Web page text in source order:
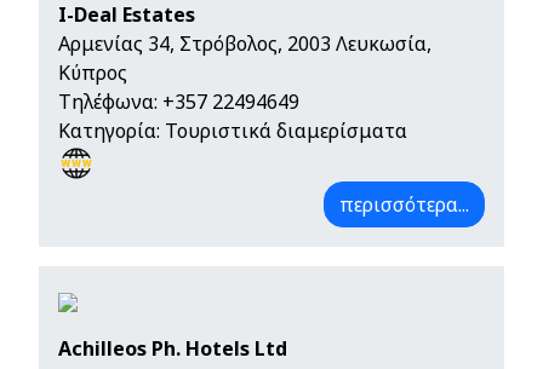
I-Deal Estates
Αρμενίας 34, Στρόβολος, 2003 Λευκωσία,
Κύπρος
Τηλέφωνα: +357 22494649
Κατηγορία: Τουριστικά διαμερίσματα
περισσότερα...
Achilleos Ph. Hotels Ltd